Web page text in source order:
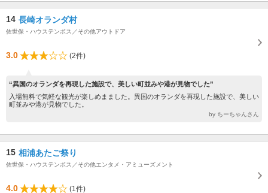
14 長崎オランダ村
佐世保・ハウステンボス／その他アウトドア
3.0 (2件)
“異国のオランダを再現した施設で、美しい町並みや港が見物でした”
入場無料で気軽な観光が楽しめまました。異国のオランダを再現した施設で、美しい
町並みや港が見物でした。
by ちーちゃんさん
15 相浦あたご祭り
佐世保・ハウステンボス／その他エンタメ・アミューズメント
4.0 (1件)